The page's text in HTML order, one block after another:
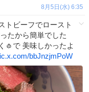
8月5日(水) 6:35
ビーフでロースト
たから簡単でした
🧄で 美味しかったよ
bbJnzjmPoW